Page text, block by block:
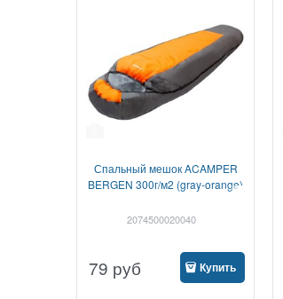
Спальный мешок ACAMPER
BERGEN 300г/м2 (gray-orange)
2074500020040
79 руб Купить